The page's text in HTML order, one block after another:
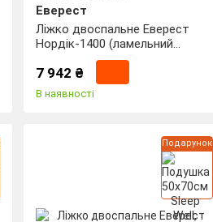
Еверест
Ліжко двоспальне Еверест
Нордік-1400 (ламельний
каркас) 140х200 см Графіт +
Дуб крафт золотий (DTM-
5550)
7 942 ₴
В наявності
Подарунок